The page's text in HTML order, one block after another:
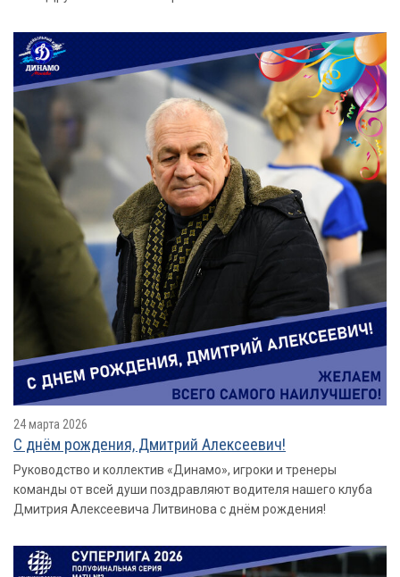
24 марта 2026
С днём рождения, Дмитрий Алексеевич!
Руководство и коллектив «Динамо», игроки и тренеры
команды от всей души поздравляют водителя нашего клуба
Дмитрия Алексеевича Литвинова с днём рождения!